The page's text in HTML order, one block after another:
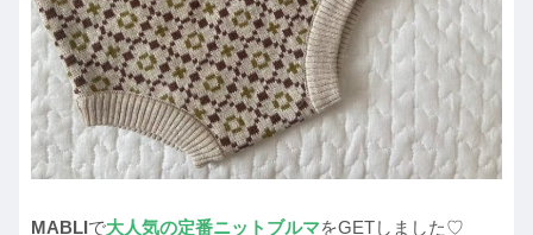
MABLIで大人気の定番ニットブルマをGETしました♡